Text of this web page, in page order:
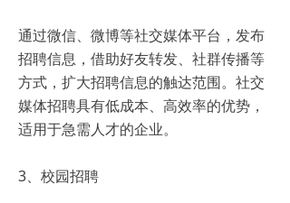
通过微信、微博等社交媒体平台，发布
招聘信息，借助好友转发、社群传播等
方式，扩大招聘信息的触达范围。社交
媒体招聘具有低成本、高效率的优势，
适用于急需人才的企业。
3、校园招聘